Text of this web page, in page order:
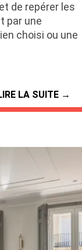
de repérer les
par une
choisi ou une
LA SUITE →